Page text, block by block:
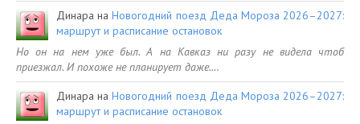
Динара наНовогодний поезд Деда Мороза 2026–2027:
маршрут и расписание остановок
Но он на нем уже был. А на Кавказ ни разу не видела чтоб
приезжал. И похоже не планирует даже.…
Динара наНовогодний поезд Деда Мороза 2026–2027:
маршрут и расписание остановок